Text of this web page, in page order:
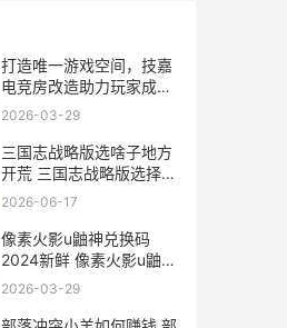
打造唯一游戏空间，技嘉
电竞房改造助力玩家成就
梦想 打造游戏世界 小说
2026-03-29
三国志战略版选啥子地方
开荒 三国志战略版选择哪
个出生地
2026-06-17
像素火影u鼬神兑换码
2024新鲜 像素火影u鼬神
最新版本唤境
2026-03-29